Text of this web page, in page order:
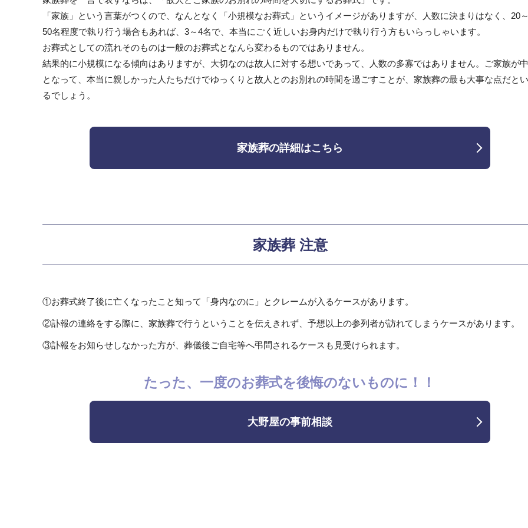
「家族」という言葉がつくので、なんとなく「小規模なお葬式」というイメージがありますが、人数に決まりはなく、20～
50名程度で執り行う場合もあれば、3～4名で、本当にごく近しいお身内だけで執り行う方もいらっしゃいます。
お葬式としての流れそのものは一般のお葬式となんら変わるものではありません。
結果的に小規模になる傾向はありますが、大切なのは故人に対する想いであって、人数の多寡ではありません。ご家族が
となって、本当に親しかった人たちだけでゆっくりと故人とのお別れの時間を過ごすことが、家族葬の最も大事な点だとい
るでしょう。
家族葬の詳細はこちら
家族葬 注意
①お葬式終了後に亡くなったこと知って「身内なのに」とクレームが入るケースがあります。
②訃報の連絡をする際に、家族葬で行うということを伝えきれず、予想以上の参列者が訪れてしまうケースがあります。
③訃報をお知らせしなかった方が、葬儀後ご自宅等へ弔問されるケースも見受けられます。
たった、一度のお葬式を後悔のないものに！！
大野屋の事前相談